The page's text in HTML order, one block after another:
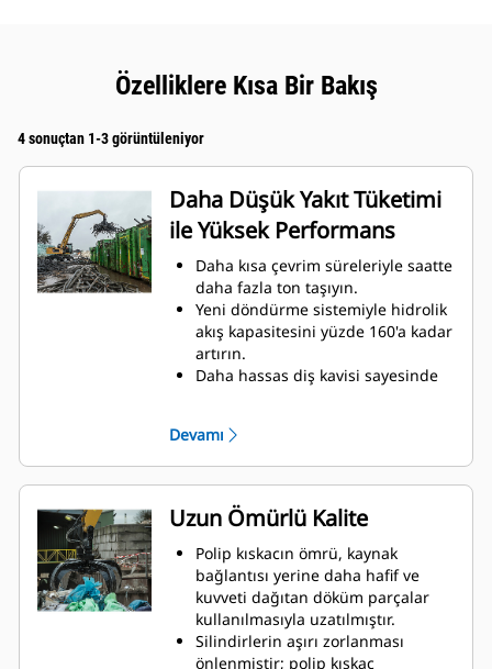
Özelliklere Kısa Bir Bakış
4 sonuçtan 1-3 görüntüleniyor
Daha Düşük Yakıt Tüketimi
ile Yüksek Performans
Daha kısa çevrim süreleriyle saatte
daha fazla ton taşıyın.
Yeni döndürme sistemiyle hidrolik
akış kapasitesini yüzde 160'a kadar
artırın.
Daha hassas diş kavisi sayesinde
Cat Makineleri, makine ve polip
kıskaç eşleştirmesini ve
üretkenliğini en üst düzeye
çıkarmak için en uygun polip
kıskaç performans ayarlarıyla
önceden programlanmıştır.
Yeni doruklara ulaşın ve dönüş
kontrolünüzü artırın. GSH polip
kıskaçlarının kompakt yüksekliği,
yapabileceklerinizi zenginleştirir
ve iç mekan uygulamaları için
Devamı
Uzun Ömürlü Kalite
Polip kıskacın ömrü, kaynak
bağlantısı yerine daha hafif ve
kuvveti dağıtan döküm parçalar
kullanılmasıyla uzatılmıştır.
Silindirlerin aşırı zorlanması
önlenmiştir; polip kıskaç